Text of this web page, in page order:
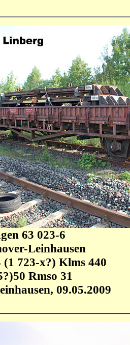
63 023-6
Leinhausen
(1 723-x?) Klms 440
Rmso 31
09.05.2009